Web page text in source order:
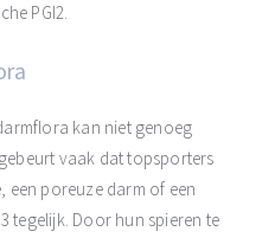
PGI2.
kan niet genoeg
vaak dat topsporters
een poreuze darm of een
tegelijk. Door hun spieren te